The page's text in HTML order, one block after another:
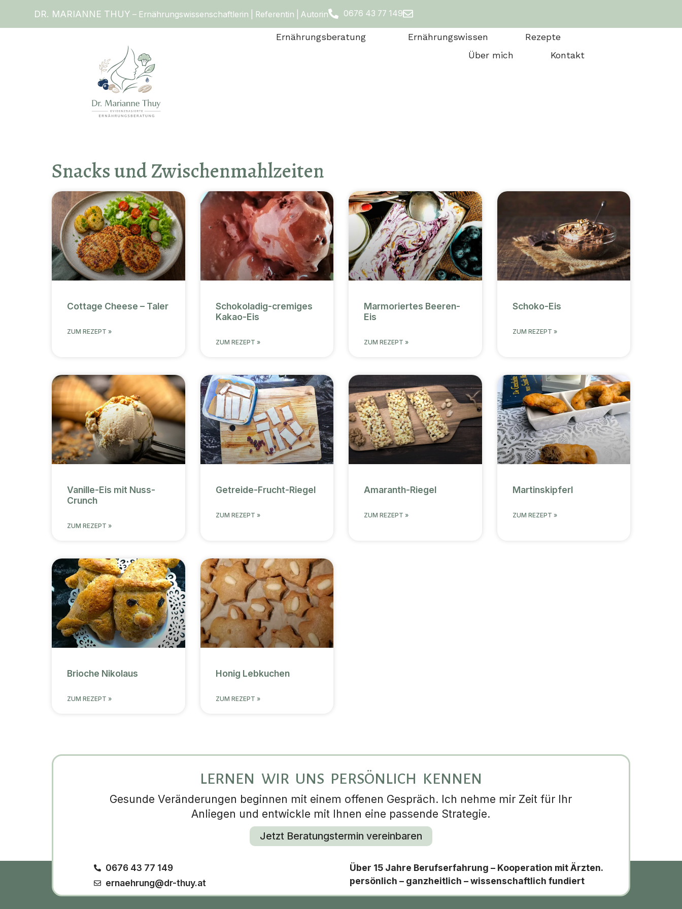
DR. MARIANNE THUY – Ernährungswissenschaftlerin | Referentin | Autorin 0676 43 77 149
Ernährungsberatung Ernährungswissen
Rezepte
Über mich
Kontakt
Snacks und Zwischenmahlzeiten
Cottage Cheese – Taler
ZUM REZEPT »
Schokoladig-cremiges
Kakao-Eis
ZUM REZEPT »
Marmoriertes Beeren-
Eis
ZUM REZEPT »
Schoko-Eis
ZUM REZEPT »
Vanille-Eis mit Nuss-
Crunch
ZUM REZEPT »
Getreide-Frucht-Riegel
ZUM REZEPT »
Amaranth-Riegel
ZUM REZEPT »
Martinskipferl
ZUM REZEPT »
Brioche Nikolaus
ZUM REZEPT »
Honig Lebkuchen
ZUM REZEPT »
LERNEN WIR UNS PERSÖNLICH KENNEN
Gesunde Veränderungen beginnen mit einem offenen Gespräch. Ich nehme mir Zeit für Ihr
Anliegen und entwickle mit Ihnen eine passende Strategie.
Jetzt Beratungstermin vereinbaren
0676 43 77 149
ernaehrung@dr-thuy.at
Über 15 Jahre Berufserfahrung – Kooperation mit Ärzten.
persönlich – ganzheitlich – wissenschaftlich fundiert